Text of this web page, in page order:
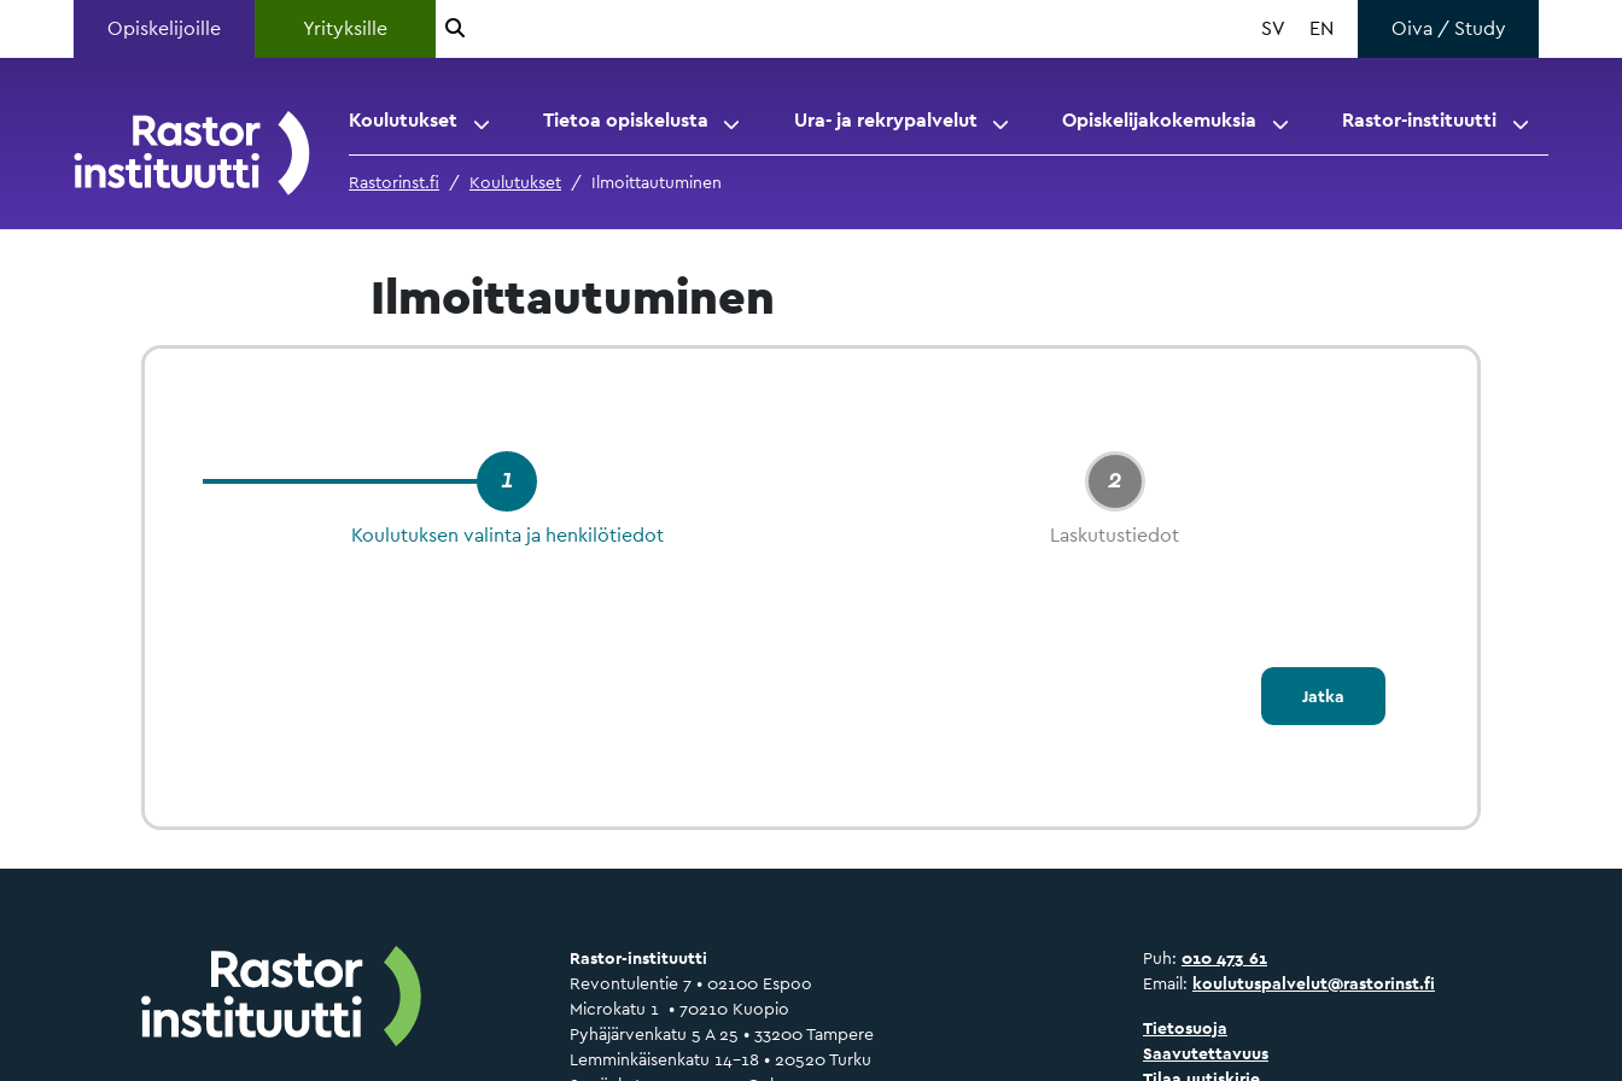
Opiskelijoille Yrityksille SV EN Oiva / Study
Koulutukset Tietoa opiskelusta Ura- ja rekrypalvelut Opiskelijakokemuksia Rastor-instituutti
Rastorinst.fi Koulutukset Ilmoittautuminen
Ilmoittautuminen
1
Koulutuksen valinta ja henkilötiedot
2
Laskutustiedot
Jatka
Rastor-instituutti
Revontulentie 7 • 02100 Espoo
Microkatu 1 • 70210 Kuopio
Pyhäjärvenkatu 5 A 25 • 33200 Tampere
Lemminkäisenkatu 14–18 • 20520 Turku
Puh: 010 473 61
Email: koulutuspalvelut@rastorinst.fi
Tietosuoja
Saavutettavuus